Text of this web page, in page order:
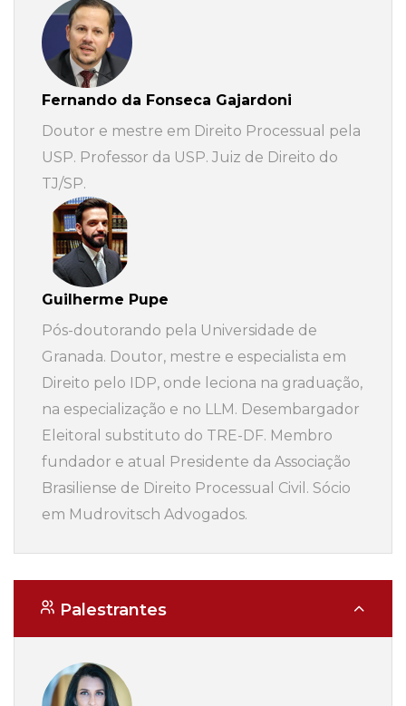
Fernando da Fonseca Gajardoni
Doutor e mestre em Direito Processual pela
USP. Professor da USP. Juiz de Direito do
TJ/SP.
Guilherme Pupe
Pós-doutorando pela Universidade de
Granada. Doutor, mestre e especialista em
Direito pelo IDP, onde leciona na graduação,
na especialização e no LLM. Desembargador
Eleitoral substituto do TRE-DF. Membro
fundador e atual Presidente da Associação
Brasiliense de Direito Processual Civil. Sócio
em Mudrovitsch Advogados.
Palestrantes